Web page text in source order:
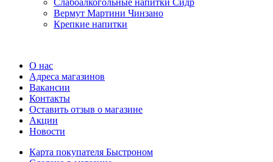
Слабоалкогольные напитки Сидр
Вермут Мартини Чинзано
Крепкие напитки
О нас
Адреса магазинов
Вакансии
Контакты
Оставить отзыв о магазине
Акции
Новости
Карта покупателя Быстроном